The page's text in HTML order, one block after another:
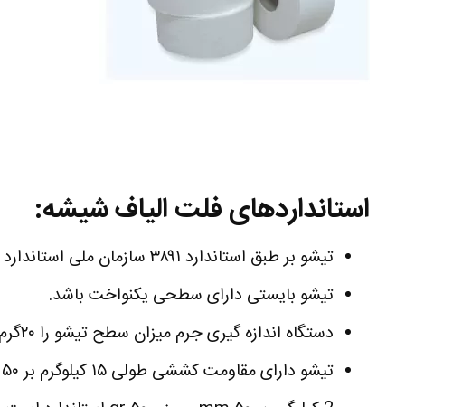
استانداردهای فلت الیاف شیشه:
تیشو بر طبق استاندارد ۳۸۹۱ سازمان ملی استاندارد تولید می گردد.
تیشو بایستی دارای سطحی یکنواخت باشد.
دستگاه اندازه گیری جرم میزان سطح تیشو را ۲۰گرم بر متر مربع تشخیص دهد.
تیشو دارای مقاومت کششی طولی ۱۵ کیلوگرم بر ۵۰